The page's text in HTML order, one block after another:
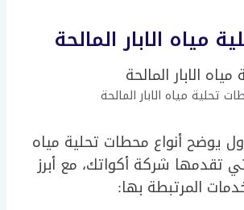
مياه الابار المالحة
تحلية مياه الابار المالحة
يوضح أنواع محطات تحلية مياه
تقدمها شركة أكواتك، مع أبرز
المرتبطة بها: